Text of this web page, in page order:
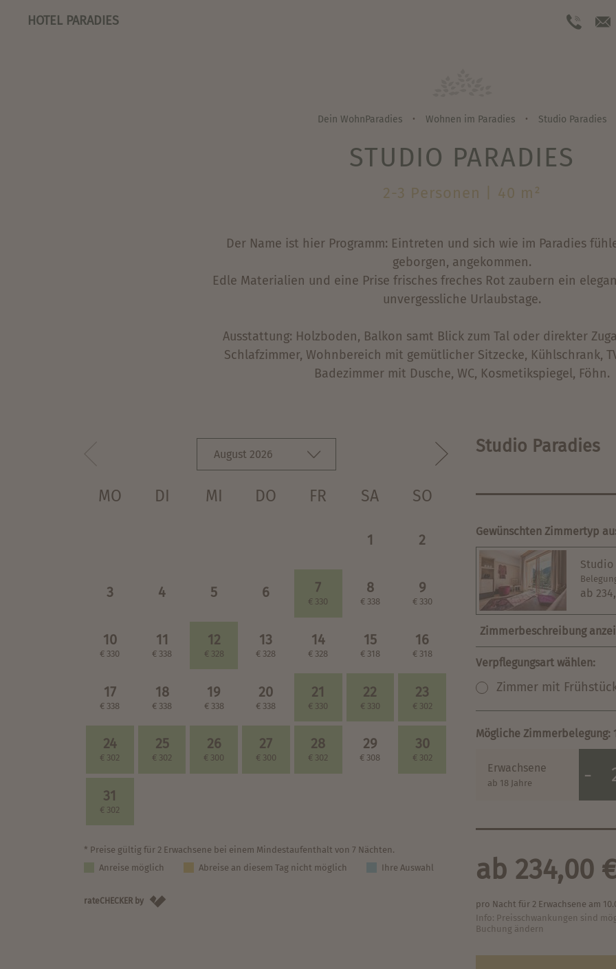
HOTEL PARADIES
Dein WohnParadies • Wohnen im Paradies • Studio Paradies
STUDIO PARADIES
2-3 Personen | 40 m²
Der Name ist hier Programm: Eintreten und sich wie im Paradies
geborgen, angekommen.
Edle Materialien und eine Prise frisches freches Rot zaubern ein
unvergessliche Urlaubstage.
Ausstattung: Holzboden, Balkon samt Blick zum Tal oder direkter
Schlafzimmer, Wohnbereich mit gemütlicher Sitzecke, Kühlschrank,
Badezimmer mit Dusche, WC, Kosmetikspiegel, Föhn.